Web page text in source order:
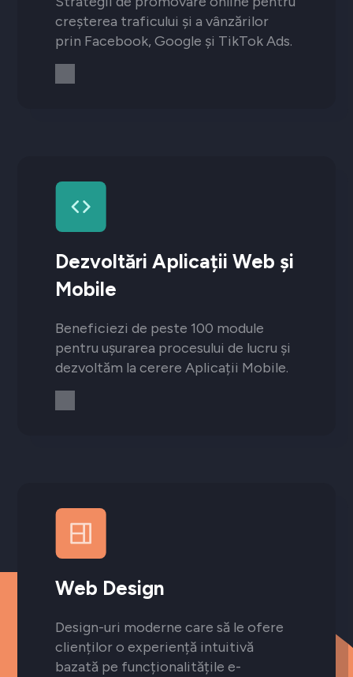
creșterea traficului și a vânzărilor
prin Facebook, Google și TikTok Ads.
Dezvoltări Aplicații Web și
Mobile
Beneficiezi de peste 100 module
pentru ușurarea procesului de lucru și
dezvoltăm la cerere Aplicații Mobile.
Web Design
Design-uri moderne care să le ofere
clienților o experiență intuitivă
bazată pe funcționalitățile e-